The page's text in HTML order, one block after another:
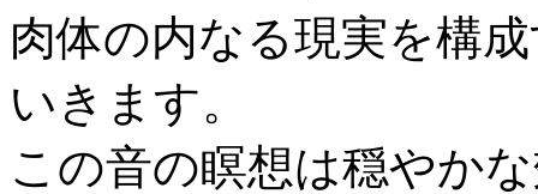
肉体の内なる現実を構
いきます。
この音の瞑想は穏やか